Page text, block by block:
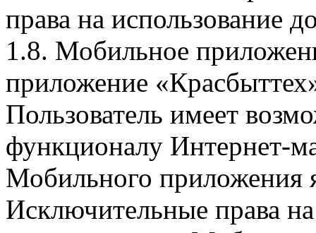
права на использование
1.8. Мобильное
приложение
Пользователь имеет
функционалу Интернет-
Мобильного приложения
Исключительные права